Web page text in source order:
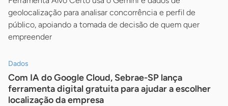
geolocalização para analisar concorrência e perfil de
público, apoiando a tomada de decisão de quem quer
empreender
Dados
Com IA do Google Cloud, Sebrae-SP lança
ferramenta digital gratuita para ajudar a escolher
localização da empresa